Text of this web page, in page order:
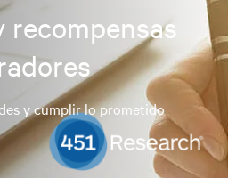
recompensas
y cumplir lo prometido